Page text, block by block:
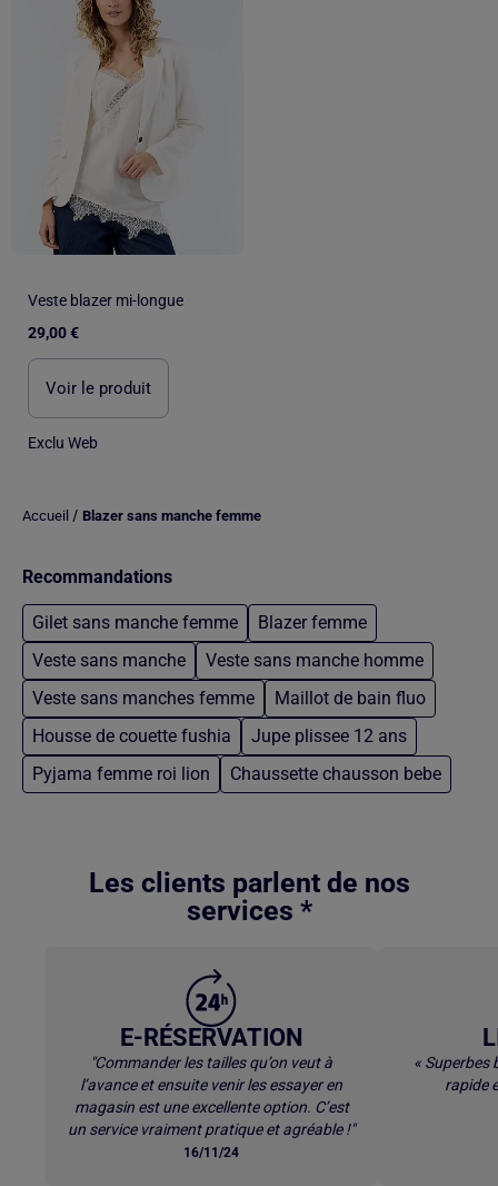
Veste blazer mi-longue
29,00 €
Voir le produit
Exclu Web
Accueil / Blazer sans manche femme
Recommandations
Gilet sans manche femme
Blazer femme
Veste sans manche
Veste sans manche homme
Veste sans manches femme
Maillot de bain fluo
Housse de couette fushia
Jupe plissee 12 ans
Pyjama femme roi lion
Chaussette chausson bebe
Les clients parlent de nos
services *
E-RÉSERVATION
"Commander les tailles qu’on veut à
l’avance et ensuite venir les essayer en
magasin est une excellente option. C’est
un service vraiment pratique et agréable !"
16/11/24
« Superbes
rapide